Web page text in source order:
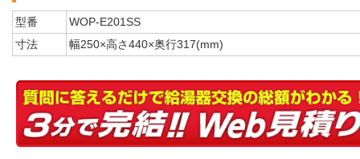
型番
WOP-E201SS
寸法
幅250×高さ440×奥行317(mm)